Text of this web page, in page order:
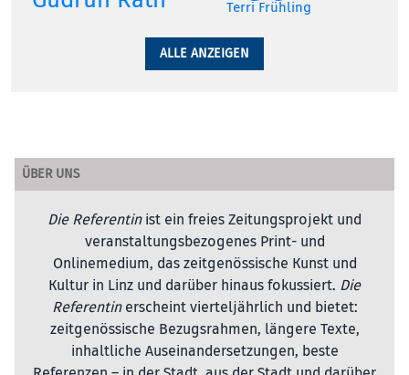
Terri Frühling
ALLE ANZEIGEN
ÜBER UNS
Die Referentinist ein freies Zeitungsprojekt und
veranstaltungsbezogenes Print- und
Onlinemedium, das zeitgenössische Kunst und
Kultur in Linz und darüber hinaus fokussiert. Die
Referentinerscheint vierteljährlich und bietet:
zeitgenössische Bezugsrahmen, längere Texte,
inhaltliche Auseinandersetzungen, beste